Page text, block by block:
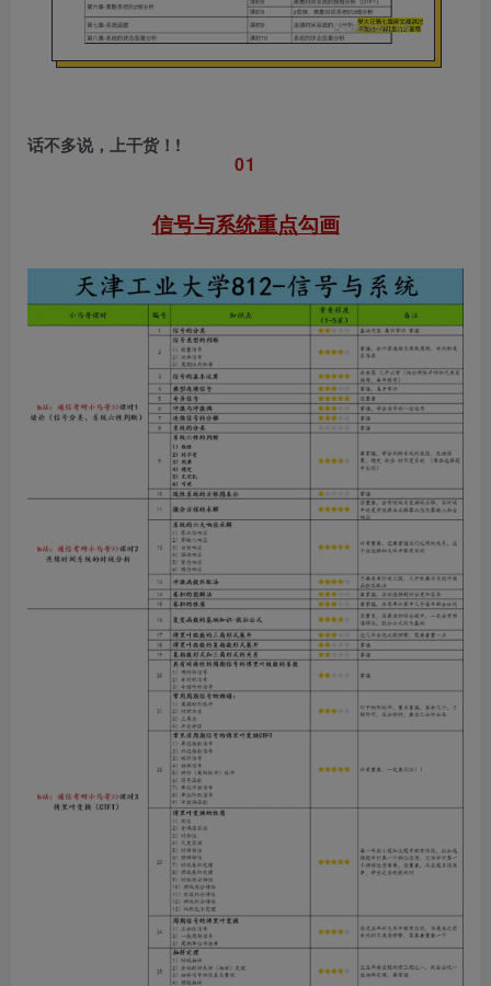
话不多说，上干货！!
01
信号与系统重点勾画